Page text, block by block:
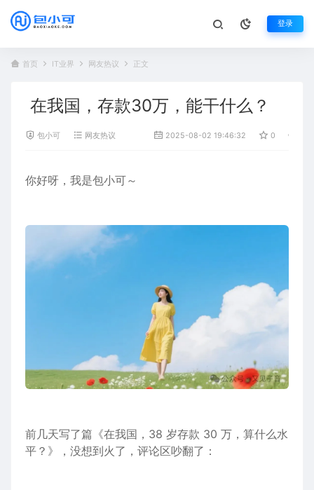
登录
首页 IT业界 网友热议 正文
在我国，存款30万，能干什么？
包小可 网友热议 2025-08-02 19:46:32 0
你好呀，我是包小可～
前几天写了篇《在我国，38 岁存款 30 万，算什么水
平？》，没想到火了，评论区吵翻了：